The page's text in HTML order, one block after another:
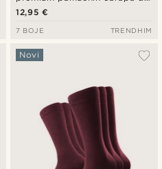
gležnja
12,95 €
7 BOJE TRENDHIM
Novi